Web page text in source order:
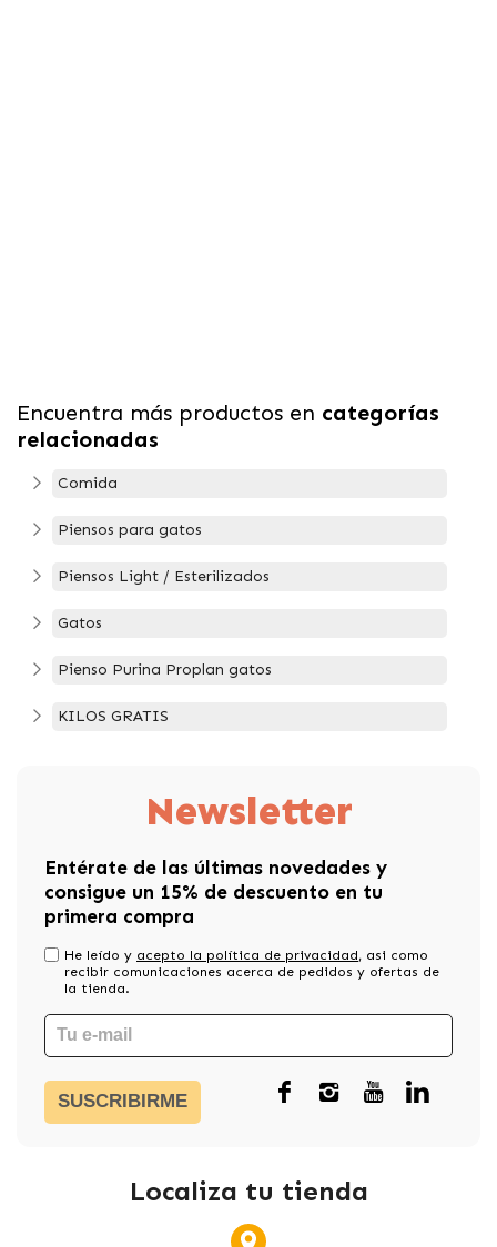
Encuentra más productos en categorías
relacionadas
Comida
Piensos para gatos
Piensos Light / Esterilizados
Gatos
Pienso Purina Proplan gatos
KILOS GRATIS
Newsletter
Entérate de las últimas novedades y
consigue un 15% de descuento en tu
primera compra
He leído y acepto la política de privacidad, asi como
recibir comunicaciones acerca de pedidos y ofertas de
la tienda.
SUSCRIBIRME
Localiza tu tienda